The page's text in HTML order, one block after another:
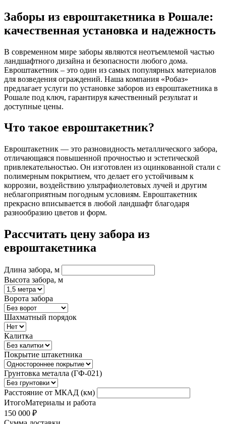
Заборы из евроштакетника в Рошале:
качественная установка и надежность
В современном мире заборы являются неотъемлемой частью
ландшафтного дизайна и безопасности любого дома.
Евроштакетник – это один из самых популярных материалов
для возведения ограждений. Наша компания «Робаз»
предлагает услуги по установке заборов из евроштакетника в
Рошале под ключ, гарантируя качественный результат и
доступные цены.
Что такое евроштакетник?
Евроштакетник — это разновидность металлического забора,
отличающаяся повышенной прочностью и эстетической
привлекательностью. Он изготовлен из оцинкованной стали с
полимерным покрытием, что делает его устойчивым к
коррозии, воздействию ультрафиолетовых лучей и другим
неблагоприятным погодным условиям. Евроштакетник
прекрасно вписывается в любой ландшафт благодаря
разнообразию цветов и форм.
Рассчитать цену забора из
евроштакетника
Длина забора, м
Высота забора, м
Ворота забора
Шахматный порядок
Калитка
Покрытие штакетника
Грунтовка металла (ГФ-021)
Расстояние от МКАД (км)
ИтогоМатериалы и работа
150 000 ₽